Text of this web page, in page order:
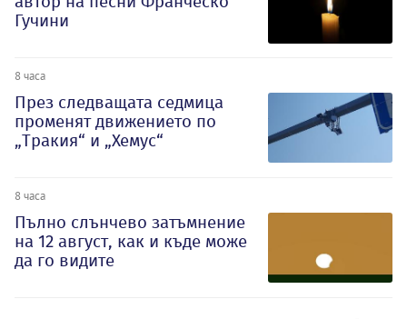
Гучини
8 часа
През следващата седмица
променят движението по
„Тракия“ и „Хемус“
8 часа
Пълно слънчево затъмнение
на 12 август, как и къде може
да го видите